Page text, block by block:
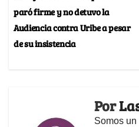
paró firme y no detuvo la
Audiencia contra Uribe a pesar
de su insistencia
Por
Somos